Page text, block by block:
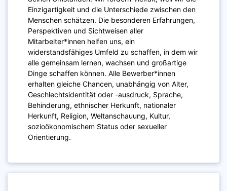
Einzigartigkeit und die Unterschiede zwischen den
Menschen schätzen. Die besonderen Erfahrungen,
Perspektiven und Sichtweisen aller
Mitarbeiter*innen helfen uns, ein
widerstandsfähiges Umfeld zu schaffen, in dem wir
alle gemeinsam lernen, wachsen und großartige
Dinge schaffen können. Alle Bewerber*innen
erhalten gleiche Chancen, unabhängig von Alter,
Geschlechtsidentität oder -ausdruck, Sprache,
Behinderung, ethnischer Herkunft, nationaler
Herkunft, Religion, Weltanschauung, Kultur,
sozioökonomischem Status oder sexueller
Orientierung.